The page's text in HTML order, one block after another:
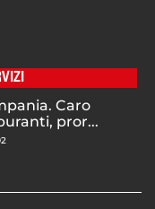
Caro
pror...